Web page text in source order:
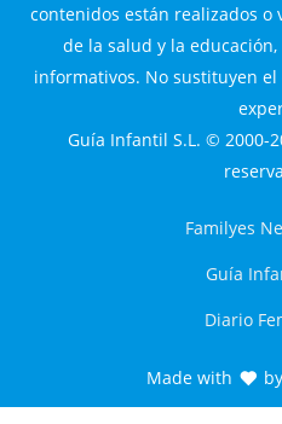
contenidos están realizados o
de la salud y la
informativos. No sustituyen
Guía Infantil S.L. © 2000-
Familyes
Guía
Diario
Made with by